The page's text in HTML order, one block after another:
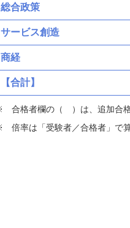
総合政策
サービス創造
商経
【合計】
合格者欄の（ ）は、追加合
倍率は「受験者／合格者」で